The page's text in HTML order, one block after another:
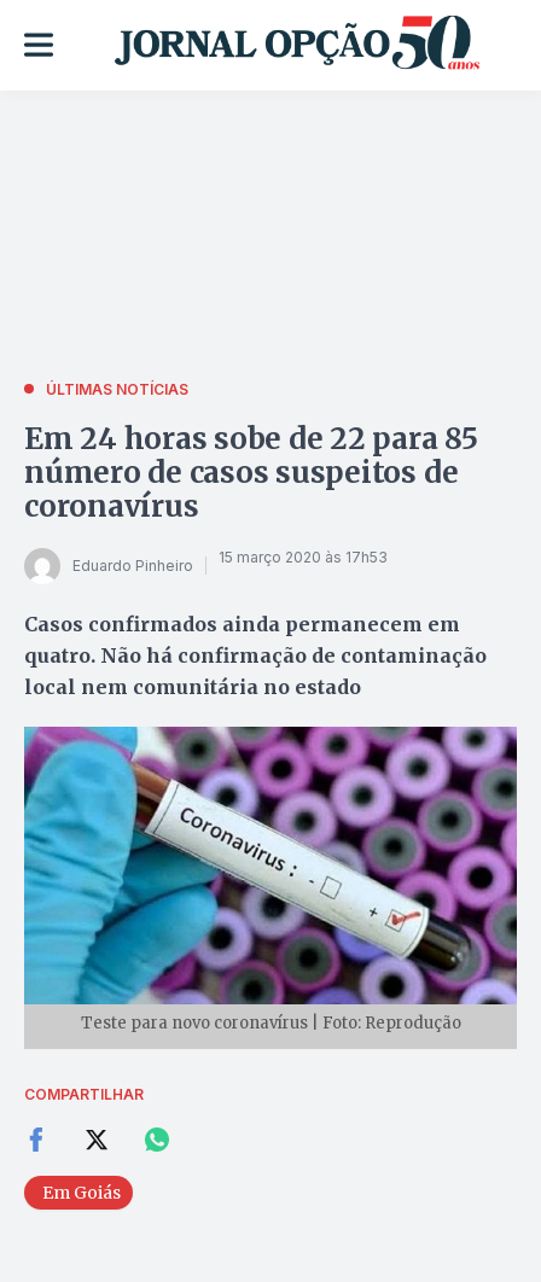
ÚLTIMAS NOTÍCIAS
Em 24 horas sobe de 22 para 85
número de casos suspeitos de
coronavírus
Eduardo Pinheiro 15 março 2020 às 17h53
Casos confirmados ainda permanecem em
quatro. Não há confirmação de contaminação
local nem comunitária no estado
Teste para novo coronavírus | Foto: Reprodução
COMPARTILHAR
Em Goiás